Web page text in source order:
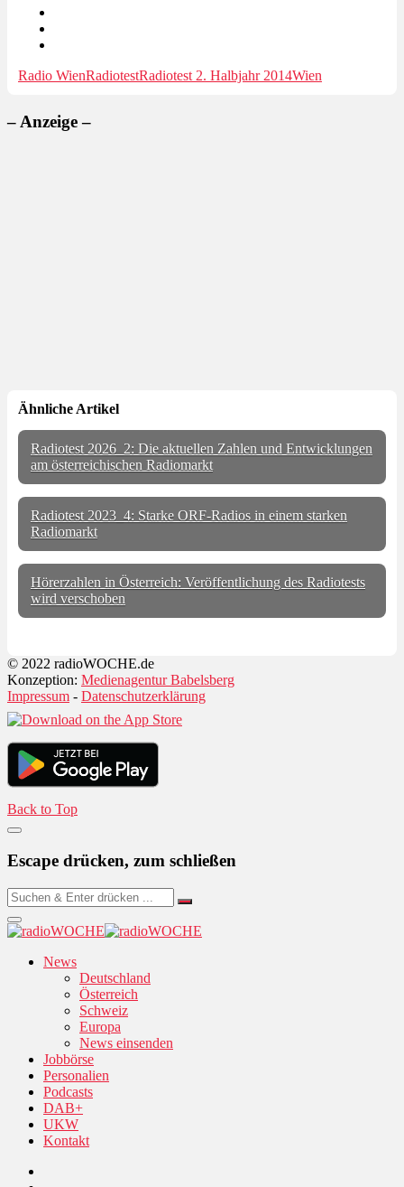
Radio WienRadiotestRadiotest 2. Halbjahr 2014Wien
– Anzeige –
Ähnliche Artikel
Radiotest 2026_2: Die aktuellen Zahlen und Entwicklungen
am österreichischen Radiomarkt
Radiotest 2023_4: Starke ORF-Radios in einem starken
Radiomarkt
Hörerzahlen in Österreich: Veröffentlichung des Radiotests
wird verschoben
© 2022 radioWOCHE.de
Konzeption: Medienagentur Babelsberg
Impressum - Datenschutzerklärung
Back to Top
Escape drücken, zum schließen
News
Deutschland
Österreich
Schweiz
Europa
News einsenden
Jobbörse
Personalien
Podcasts
DAB+
UKW
Kontakt